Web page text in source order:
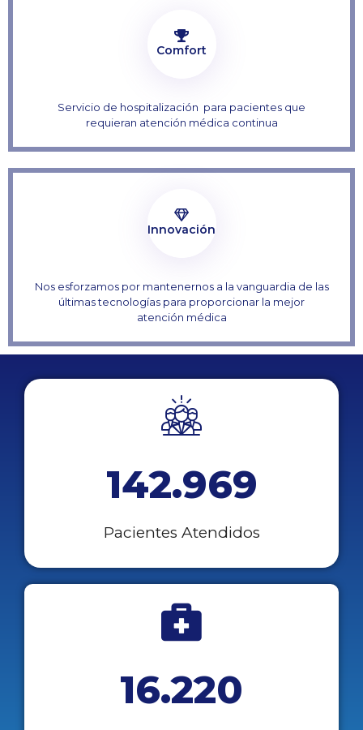
Comfort
Servicio de hospitalización para pacientes que
requieran atención médica continua
Innovación
Nos esforzamos por mantenernos a la vanguardia de las
últimas tecnologías para proporcionar la mejor
atención médica
142.969
Pacientes Atendidos
16.220